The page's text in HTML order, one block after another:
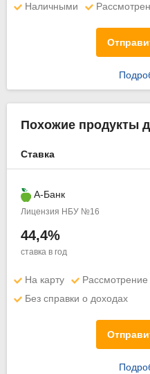
Наличными
Похожие продукты
Ставка
А-Банк
Лицензия НБУ №16
44,4%
ставка в год
На карту
Без справки о доходах